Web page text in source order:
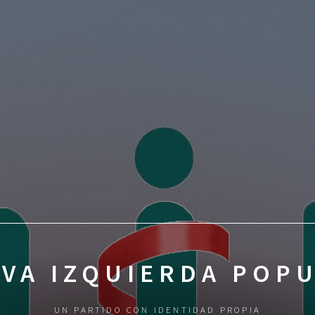
IZQUIERDA
UN PARTIDO CON IDENTIDAD PROPIA